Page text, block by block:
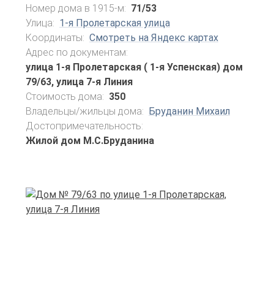
Номер дома в 1915-м: 71/53
Улица: 1-я Пролетарская улица
Координаты: Смотреть на Яндекс картах
Адрес по документам:
улица 1-я Пролетарская ( 1-я Успенская) дом
79/63, улица 7-я Линия
Стоимость дома: 350
Владельцы/жильцы дома: Бруданин Михаил
Достопримечательность:
Жилой дом М.С.Бруданина